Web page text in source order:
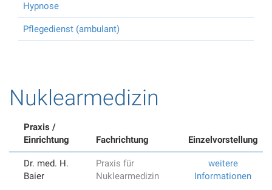
Hypnose
Pflegedienst (ambulant)
Nuklearmedizin
Praxis /
Einrichtung
Fachrichtung Einzelvorstellung
Dr. med. H.
Baier
Praxis für
Nuklearmedizin
weitere
Informationen